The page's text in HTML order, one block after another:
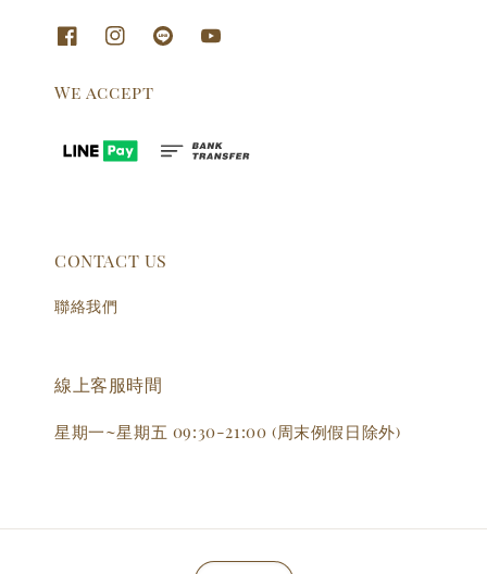
We accept
CONTACT US
聯絡我們
線上客服時間
星期一~星期五 09:30-21:00 (周末例假日除外)